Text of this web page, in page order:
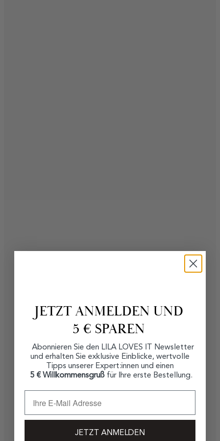
JETZT ANMELDEN UND
5 € SPAREN
Abonnieren Sie den LILA LOVES IT Newsletter
und erhalten Sie exklusive Einblicke, wertvolle
Tipps unserer Expert:innen und einen
5 € Willkommensgrußfür Ihre erste Bestellung.
JETZT ANMELDEN